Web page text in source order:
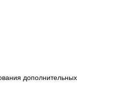
дополнительных